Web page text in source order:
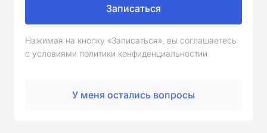
Записаться
Нажимая на кнопку «Записаться», вы соглашаетесь
с условиями политики конфиденциальностии
У меня остались вопросы